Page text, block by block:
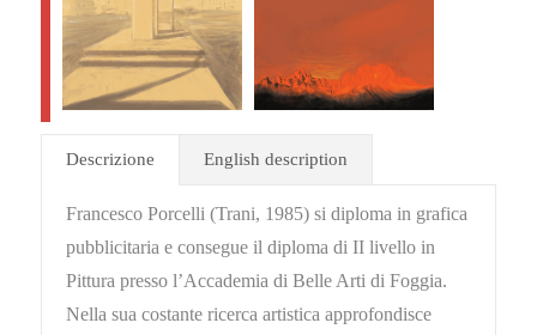
Descrizione English description
Francesco Porcelli (Trani, 1985) si diploma in grafica
pubblicitaria e consegue il diploma di II livello in
Pittura presso l’Accademia di Belle Arti di Foggia.
Nella sua costante ricerca artistica approfondisce